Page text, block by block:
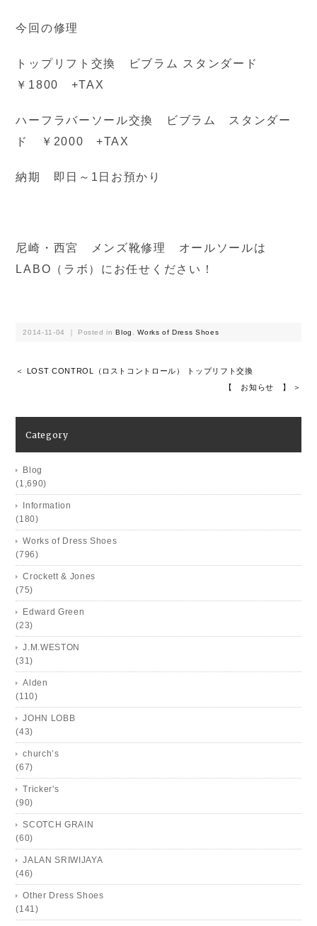
今回の修理
トップリフト交換 ビブラム スタンダード
￥1800 +TAX
ハーフラバーソール交換 ビブラム スタンダー
ド ￥2000 +TAX
納期 即日～1日お預かり
尼崎・西宮 メンズ靴修理 オールソールは
LABO（ラボ）にお任せください！
2014-11-04 ｜ Posted inBlog ,Works of Dress Shoes
＜ LOST CONTROL（ロストコントロール） トップリフト交換
【 お知らせ 】 ＞
Category
Blog
(1,690)
Information
(180)
Works of Dress Shoes
(796)
Crockett & Jones
(75)
Edward Green
(23)
J.M.WESTON
(31)
Alden
(110)
JOHN LOBB
(43)
church’s
(67)
Tricker's
(90)
SCOTCH GRAIN
(60)
JALAN SRIWIJAYA
(46)
Other Dress Shoes
(141)